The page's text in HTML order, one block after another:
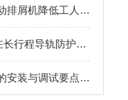
如何通过机床自动排屑机降低工人劳动强度？
Y轴伸缩防护板在长行程导轨防护中的设计与应用
加工中心排屑机的安装与调试要点说明